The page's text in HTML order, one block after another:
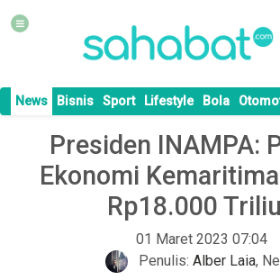
News Bisnis Sport Lifestyle Bola
Presiden INAMPA:
Ekonomi
Rp18.000
01 Maret 2023 07:04
Penulis: Alber Laia,